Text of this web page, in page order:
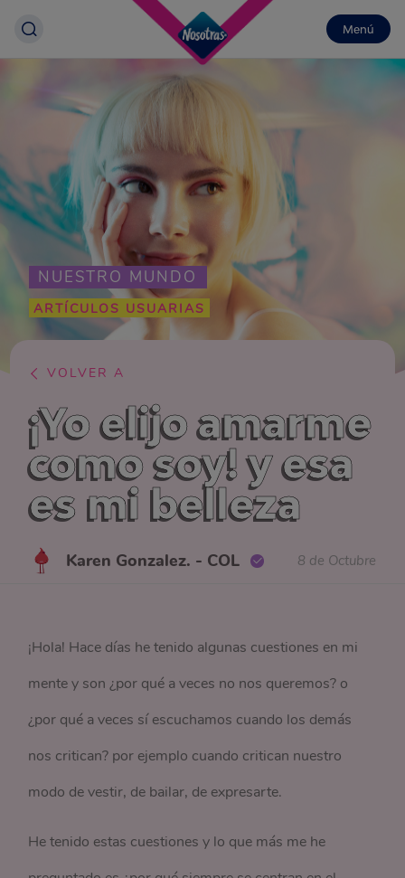
Menú
NUESTRO MUNDO
ARTÍCULOS USUARIAS
VOLVER A
¡Yo elijo amarme
como soy! y esa
es mi belleza
Karen Gonzalez. - COL 8 de Octubre
¡Hola! Hace días he tenido algunas cuestiones en mi
mente y son ¿por qué a veces no nos queremos? o
¿por qué a veces sí escuchamos cuando los demás
nos critican? por ejemplo cuando critican nuestro
modo de vestir, de bailar, de expresarte.
He tenido estas cuestiones y lo que más me he